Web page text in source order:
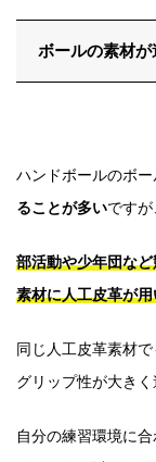
ボールの素材が
ハンドボールのボー
ることが多いですが
部活動や少年団な
素材に人工皮革が
同じ人工皮革素材
グリップ性が大きく
自分の練習環境に